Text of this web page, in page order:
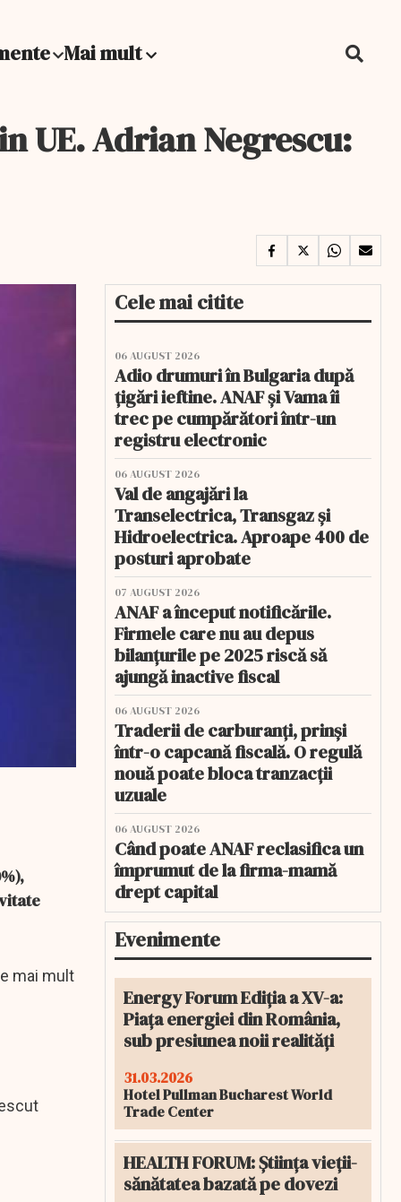
Mai mult
UE. Adrian Negrescu:
mai mult
Cele mai citite
06 AUGUST 2026
Adio drumuri în Bulgaria după
țigări ieftine. ANAF și Vama îi
trec pe cumpărători într-un
registru electronic
06 AUGUST 2026
Val de angajări la
Transelectrica, Transgaz și
Hidroelectrica. Aproape 400 de
posturi aprobate
07 AUGUST 2026
ANAF a început notificările.
Firmele care nu au depus
bilanțurile pe 2025 riscă să
ajungă inactive fiscal
06 AUGUST 2026
Traderii de carburanți, prinși
într-o capcană fiscală. O regulă
nouă poate bloca tranzacții
uzuale
06 AUGUST 2026
Când poate ANAF reclasifica un
împrumut de la firma-mamă
drept capital
Evenimente
Energy Forum Ediția a XV-a:
Piața energiei din România,
sub presiunea noii realități
31.03.2026
Hotel Pullman Bucharest World
Trade Center
HEALTH FORUM: Știința vieții-
sănătatea bazată pe dovezi